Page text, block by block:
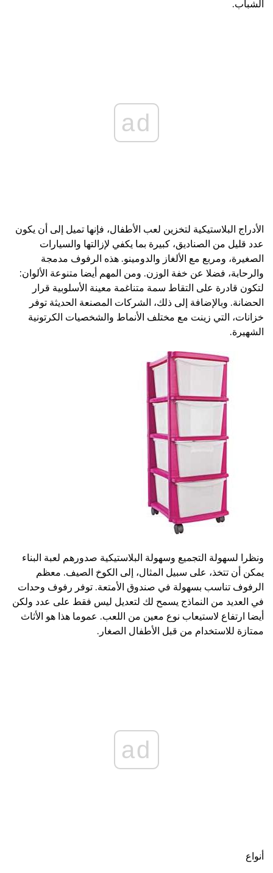
الشباب.
ad
الأدراج البلاستيكية لتخزين لعب الأطفال، فإنها تميل إلى أن يكون
عدد قليل من الصناديق، كبيرة بما يكفي لإزالتها والسيارات
الصغيرة، ومربع مع الألغاز والدومينو. هذه الرفوف مدمجة
والرحابة، فضلا عن خفة الوزن. ومن المهم أيضا متنوعة الألوان:
لتكون قادرة على التقاط سمة متناغمة معينة الأسلوبية قرار
الحضانة. وبالإضافة إلى ذلك، الشركات المصنعة الحديثة توفر
خزانات، التي زينت مع مختلف الأنماط والشخصيات الكرتونية
الشهيرة.
ونظرا لسهولة التجميع وسهولة البلاستيكية صدورهم لعبة البناء
يمكن أن تتخذ، على سبيل المثال، إلى الكوخ الصيف. معظم
الرفوف تناسب بسهولة في صندوق الأمتعة. توفر رفوف وحدات
في العديد من النماذج يسمح لك لتعديل ليس فقط على عدد ولكن
أيضا ارتفاع لاستيعاب نوع معين من اللعب. عموما هذا هو الأثاث
ممتازة للاستخدام من قبل الأطفال الصغار.
ad
أنواع